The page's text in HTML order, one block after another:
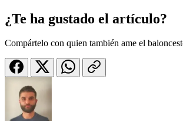
¿Te ha gustado el artículo?
Compártelo con quien también ame el